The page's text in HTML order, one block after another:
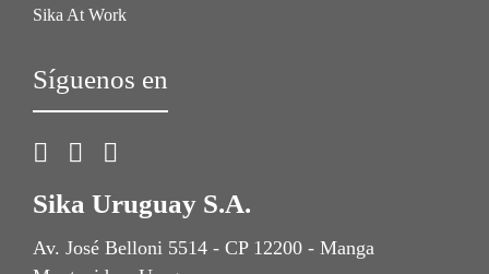
Sika At Work
Síguenos en
Sika Uruguay S.A.
Av. José Belloni 5514 - CP 12200 - Manga